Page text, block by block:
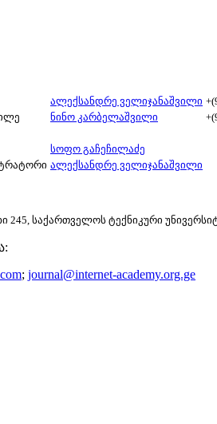
ალექსანდრე ველიჯანაშვილი
ნინო კარბელაშვილი
სოფო გაჩეჩილაძე
ალექსანდრე ველიჯანაშვილი
245, საქართველოს ტექნიკური
; journal@internet-academy.org.ge